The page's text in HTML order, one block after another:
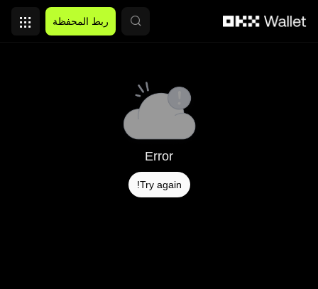
ربط المحفظة
Error
Try again!